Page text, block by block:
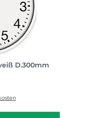
D.300mm